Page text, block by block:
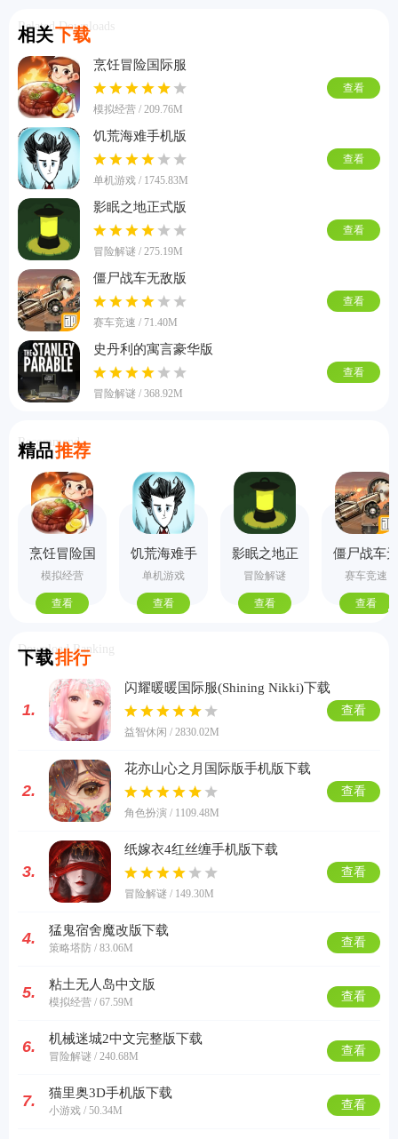
相关下载
Related Downloads
烹饪冒险国际服
模拟经营 / 209.76M
查看
饥荒海难手机版
单机游戏 / 1745.83M
查看
影眠之地正式版
冒险解谜 / 275.19M
查看
僵尸战车无敌版
赛车竞速 / 71.40M
查看
史丹利的寓言豪华版
冒险解谜 / 368.92M
查看
精品推荐
Recommend
烹饪冒险国
际服
模拟经营
查看
饥荒海难手
机版
单机游戏
查看
影眠之地正
式版
冒险解谜
查看
僵尸战车
敌版
赛车竞速
查看
下载排行
Download Ranking
1.
闪耀暖暖国际服(Shining Nikki)下载
益智休闲 / 2830.02M
查看
2.
花亦山心之月国际版手机版下载
角色扮演 / 1109.48M
查看
3.
纸嫁衣4红丝缠手机版下载
冒险解谜 / 149.30M
查看
4. 猛鬼宿舍魔改版下载
策略塔防 / 83.06M 查看
5. 粘土无人岛中文版
模拟经营 / 67.59M 查看
6. 机械迷城2中文完整版下载
冒险解谜 / 240.68M 查看
7. 猫里奥3D手机版下载
小游戏 / 50.34M 查看